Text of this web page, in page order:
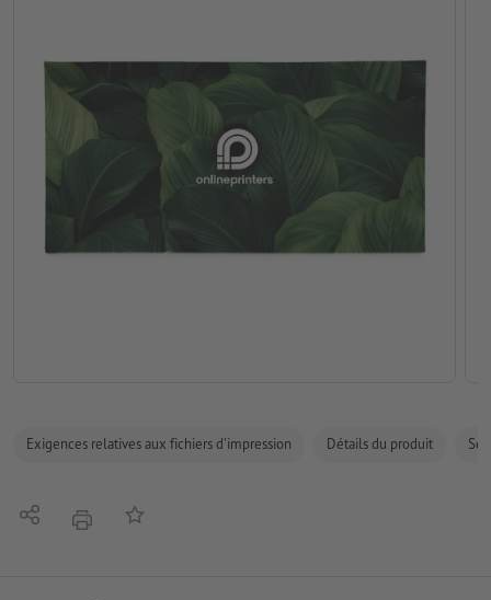
Exigences relatives aux fichiers d'impression Détails du produit
PartagerimprimerAjouter à liste d'article